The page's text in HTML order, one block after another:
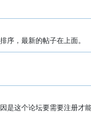
序，最新的帖子在上面。
这个论坛要需要注册才